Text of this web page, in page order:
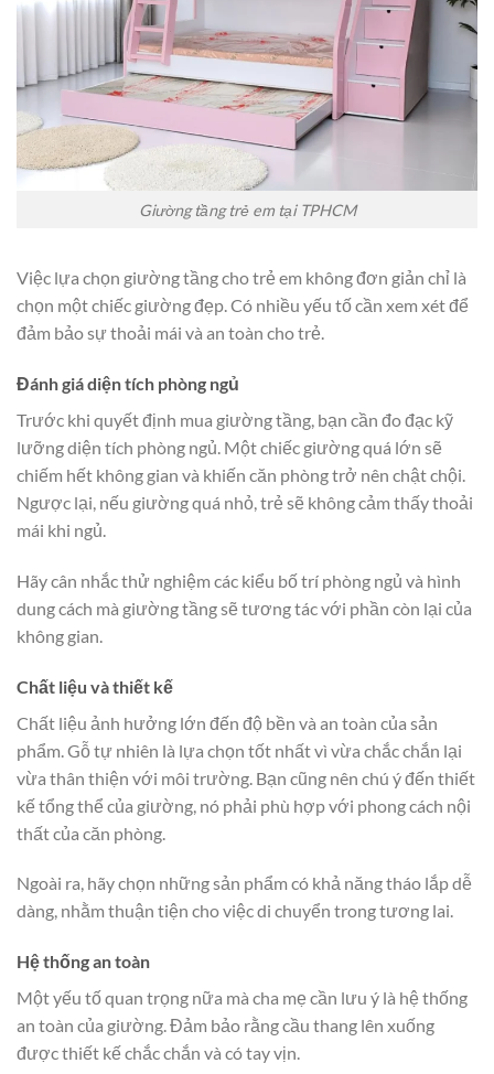
Giường tầng trẻ em tại TPHCM
Việc lựa chọn giường tầng cho trẻ em không đơn giản chỉ là
chọn một chiếc giường đẹp. Có nhiều yếu tố cần xem xét để
đảm bảo sự thoải mái và an toàn cho trẻ.
Đánh giá diện tích phòng ngủ
Trước khi quyết định mua giường tầng, bạn cần đo đạc kỹ
lưỡng diện tích phòng ngủ. Một chiếc giường quá lớn sẽ
chiếm hết không gian và khiến căn phòng trở nên chật chội.
Ngược lại, nếu giường quá nhỏ, trẻ sẽ không cảm thấy thoải
mái khi ngủ.
Hãy cân nhắc thử nghiệm các kiểu bố trí phòng ngủ và hình
dung cách mà giường tầng sẽ tương tác với phần còn lại của
không gian.
Chất liệu và thiết kế
Chất liệu ảnh hưởng lớn đến độ bền và an toàn của sản
phẩm. Gỗ tự nhiên là lựa chọn tốt nhất vì vừa chắc chắn lại
vừa thân thiện với môi trường. Bạn cũng nên chú ý đến thiết
kế tổng thể của giường, nó phải phù hợp với phong cách nội
thất của căn phòng.
Ngoài ra, hãy chọn những sản phẩm có khả năng tháo lắp dễ
dàng, nhằm thuận tiện cho việc di chuyển trong tương lai.
Hệ thống an toàn
Một yếu tố quan trọng nữa mà cha mẹ cần lưu ý là hệ thống
an toàn của giường. Đảm bảo rằng cầu thang lên xuống
được thiết kế chắc chắn và có tay vịn.